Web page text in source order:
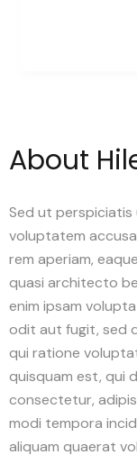
About
Sed ut
voluptatem
rem aperiam,
quasi architecto
enim ipsam
odit aut fugit, sed
qui ratione
quisquam est, qui
consectetur,
modi tempora
aliquam quaerat